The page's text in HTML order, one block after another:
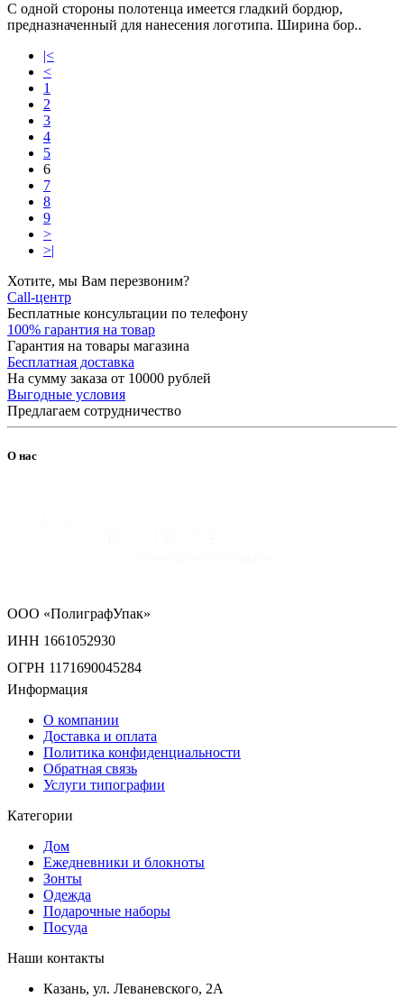
С одной стороны полотенца имеется гладкий бордюр,
предназначенный для нанесения логотипа. Ширина бор..
|<
<
1
2
3
4
5
6
7
8
9
>
>|
Хотите, мы Вам перезвоним?
Call-центр
Бесплатные консультации по телефону
100% гарантия на товар
Гарантия на товары магазина
Бесплатная доставка
На сумму заказа от 10000 рублей
Выгодные условия
Предлагаем сотрудничество
О нас
ООО «ПолиграфУпак»
ИНН 1661052930
ОГРН 1171690045284
Информация
О компании
Доставка и оплата
Политика конфиденциальности
Обратная связь
Услуги типографии
Категории
Дом
Ежедневники и блокноты
Зонты
Одежда
Подарочные наборы
Посуда
Наши контакты
Казань, ул. Леваневского, 2А